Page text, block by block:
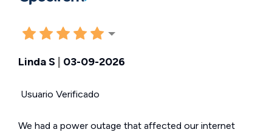
Linda S 03-09-2026
Usuario Verificado
We had a power outage that affected our internet